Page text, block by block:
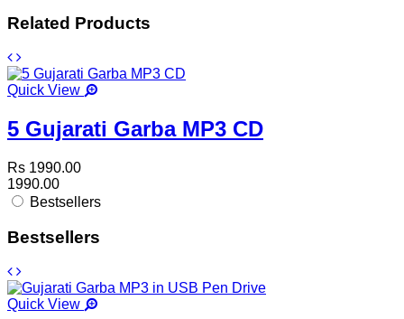
Related Products
Quick View
5 Gujarati Garba MP3 CD
Rs 1990.00
1990.00
Bestsellers
Bestsellers
Quick View